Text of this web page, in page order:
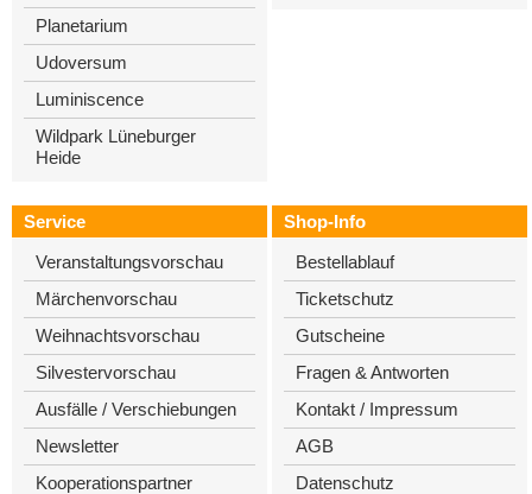
Planetarium
Udoversum
Luminiscence
Wildpark Lüneburger
Heide
Service
Veranstaltungsvorschau
Märchenvorschau
Weihnachtsvorschau
Silvestervorschau
Ausfälle / Verschiebungen
Newsletter
Kooperationspartner
Shop-Info
Bestellablauf
Ticketschutz
Gutscheine
Fragen & Antworten
Kontakt / Impressum
AGB
Datenschutz